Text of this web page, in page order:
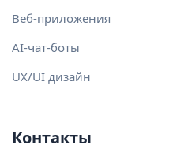
Веб-приложения
AI-чат-боты
UX/UI дизайн
Контакты